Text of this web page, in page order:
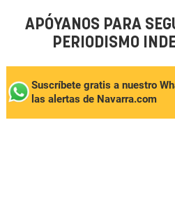
APÓYANOS PARA
PERIODISMO
Suscríbete gratis a nuestro
las alertas de Navarra.com